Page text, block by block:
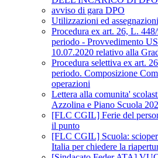
avviso di gara DPO
Utilizzazioni ed
Procedura ex art. 26, L.
periodo - Provvedimento
10.07.2020 relativo alla
Procedura selettiva ex art.
periodo. Composizione
operazioni
Lettera alla comunita'
Azzolina e Piano Scuola
[FLC CGIL] Ferie del
il punto
[FLC CGIL] Scuola:
Italia per chiedere la